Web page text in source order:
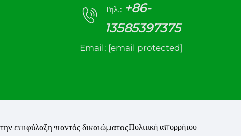
Τηλ.: +86-
13585397375
Email: [email protected]
παντός δικαιώματοςΠολιτική απορρήτου